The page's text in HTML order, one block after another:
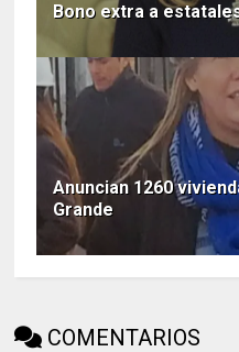
Bono extra a
Anuncian 1260
Grande
COMENTARIOS